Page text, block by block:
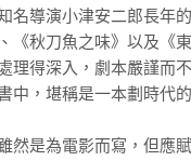
名導演小津安二郎長年
《秋刀魚之味》以及《
理得深入，劇本嚴謹而
中，堪稱是一本劃時代
然是為電影而寫，但應